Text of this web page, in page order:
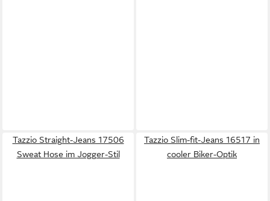
Tazzio Straight-Jeans 17506
Sweat Hose im Jogger-Stil
Tazzio Slim-fit-Jeans 16517 in
cooler Biker-Optik